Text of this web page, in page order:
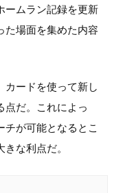
ームラン記録を更新
た場面を集めた内容
ードを使って新し
点だ。これによっ
チが可能となるとこ
な利点だ。